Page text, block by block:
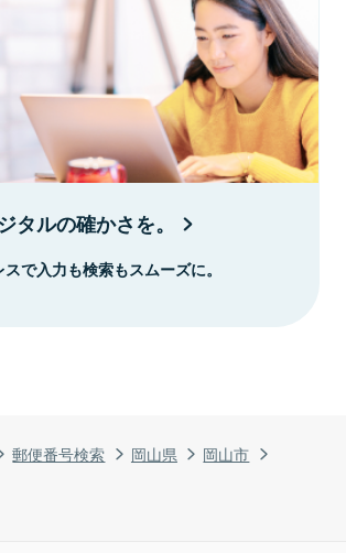
郵便番号検索 岡山県
岡山市
タルの確かさを。
で入力も検索もスムーズに。